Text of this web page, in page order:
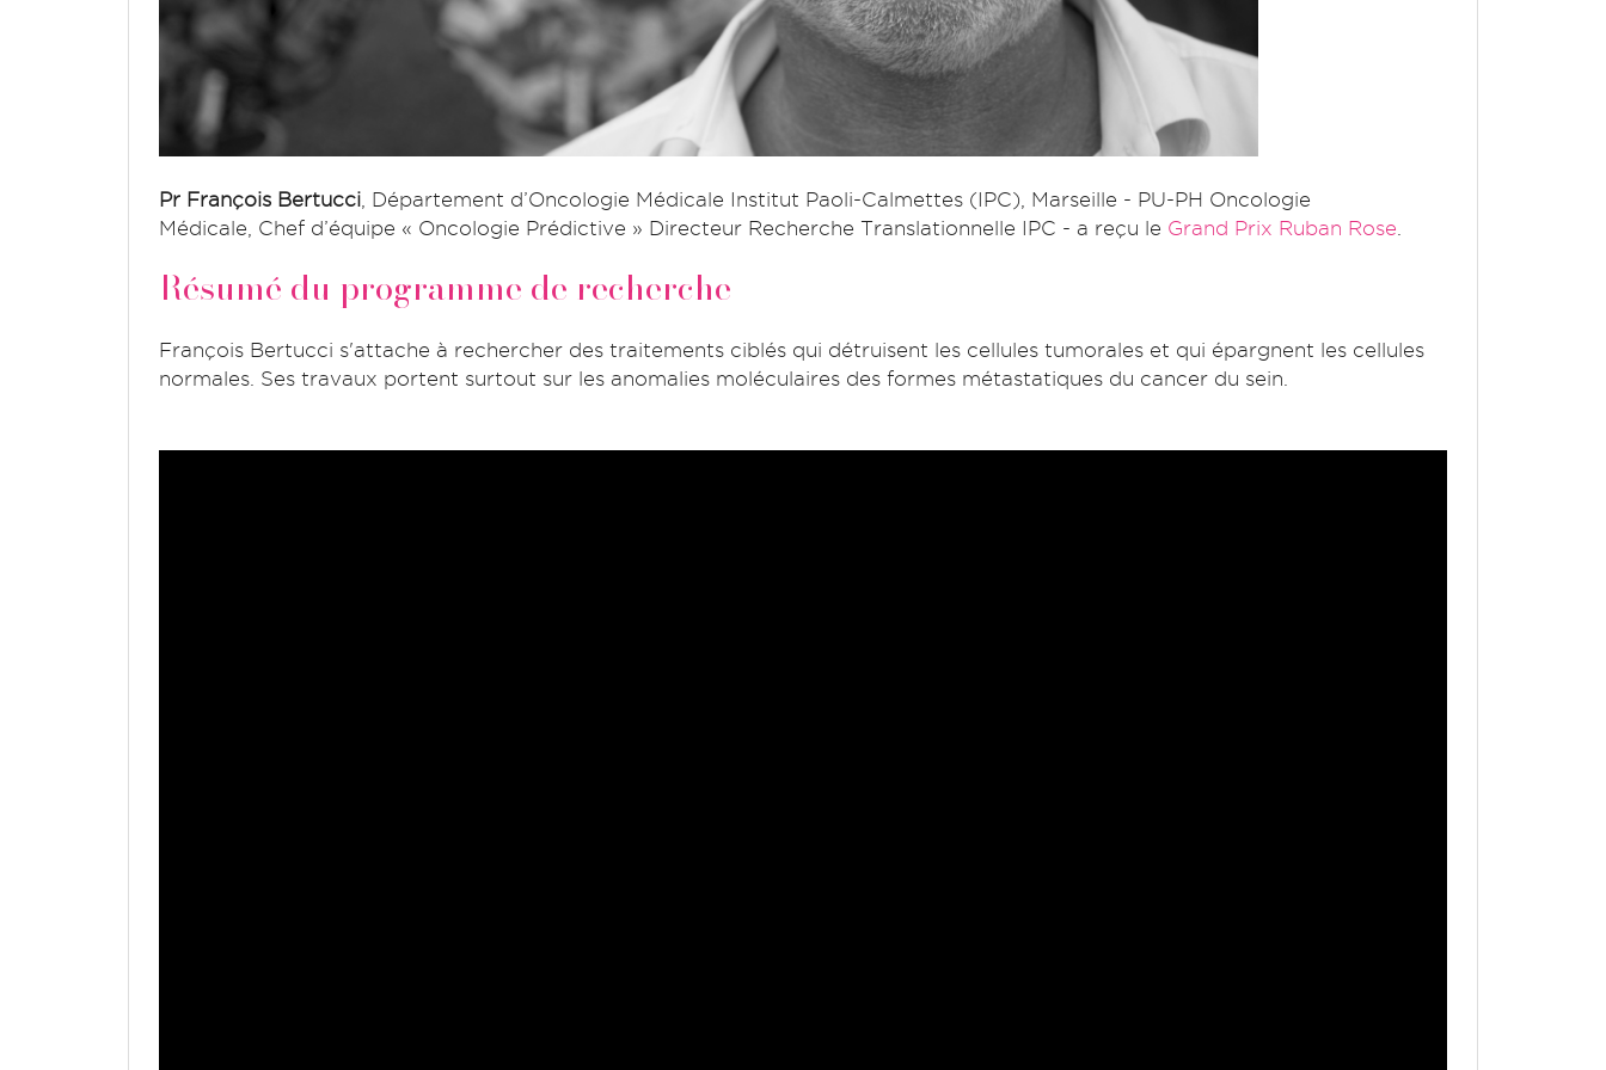
Pr François Bertucci Département d’Oncologie Médicale Institut Paoli-Calmettes (IPC), Marseille - PU-PH Oncologie
Médicale, Chef d’équipe « Oncologie Prédictive » Directeur Recherche Translationnelle IPC - a reçu le Grand Prix Ruban Rose
Résumé du programme de recherche
François Bertucci s'attache à rechercher des traitements ciblés qui détruisent les cellules tumorales et qui épargnent les cellules
normales. Ses travaux portent surtout sur les anomalies moléculaires des formes métastatiques du cancer du sein.